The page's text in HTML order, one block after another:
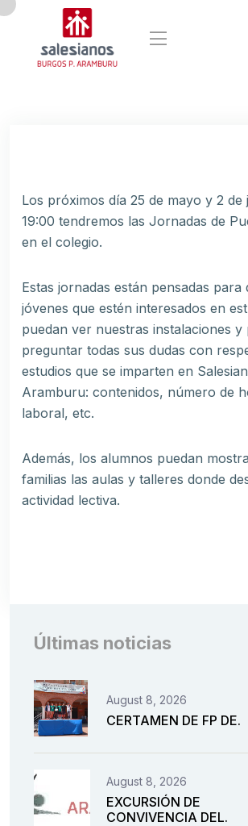
Los próximos día 25 de mayo y 2 de
19:00 tendremos las Jornadas de
en el colegio.
Estas jornadas están pensadas para
jóvenes que estén interesados en
puedan ver nuestras instalaciones y
preguntar todas sus dudas con
estudios que se imparten en
Aramburu: contenidos, número de
laboral, etc.
Además, los alumnos puedan
familias las aulas y talleres donde
actividad lectiva.
Últimas noticias
August 8, 2026
CERTAMEN DE FP DE.
August 8, 2026
EXCURSIÓN DE
CONVIVENCIA DEL.